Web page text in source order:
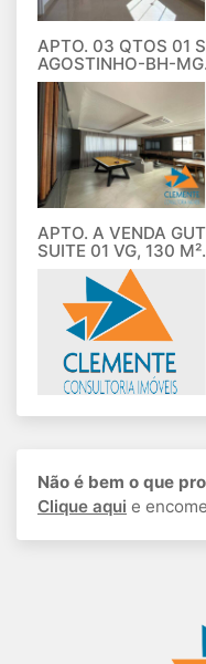
APTO. 03 QTOS 01
AGOSTINHO-BH-MG.
APTO. A VENDA
SUITE 01 VG, 130 M².
Não é bem o que
Clique aqui e